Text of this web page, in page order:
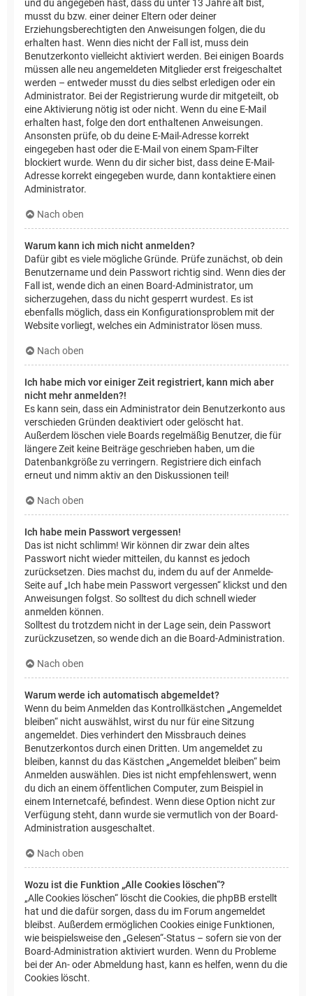
und du angegeben hast, dass du unter 13 Jahre alt bist,
musst du bzw. einer deiner Eltern oder deiner
Erziehungsberechtigten den Anweisungen folgen, die du
erhalten hast. Wenn dies nicht der Fall ist, muss dein
Benutzerkonto vielleicht aktiviert werden. Bei einigen Boards
müssen alle neu angemeldeten Mitglieder erst freigeschaltet
werden – entweder musst du dies selbst erledigen oder ein
Administrator. Bei der Registrierung wurde dir mitgeteilt, ob
eine Aktivierung nötig ist oder nicht. Wenn du eine E-Mail
erhalten hast, folge den dort enthaltenen Anweisungen.
Ansonsten prüfe, ob du deine E-Mail-Adresse korrekt
eingegeben hast oder die E-Mail von einem Spam-Filter
blockiert wurde. Wenn du dir sicher bist, dass deine E-Mail-
Adresse korrekt eingegeben wurde, dann kontaktiere einen
Administrator.
Nach oben
Warum kann ich mich nicht anmelden?
Dafür gibt es viele mögliche Gründe. Prüfe zunächst, ob dein
Benutzername und dein Passwort richtig sind. Wenn dies der
Fall ist, wende dich an einen Board-Administrator, um
sicherzugehen, dass du nicht gesperrt wurdest. Es ist
ebenfalls möglich, dass ein Konfigurationsproblem mit der
Website vorliegt, welches ein Administrator lösen muss.
Nach oben
Ich habe mich vor einiger Zeit registriert, kann mich aber
nicht mehr anmelden?!
Es kann sein, dass ein Administrator dein Benutzerkonto aus
verschieden Gründen deaktiviert oder gelöscht hat.
Außerdem löschen viele Boards regelmäßig Benutzer, die für
längere Zeit keine Beiträge geschrieben haben, um die
Datenbankgröße zu verringern. Registriere dich einfach
erneut und nimm aktiv an den Diskussionen teil!
Nach oben
Ich habe mein Passwort vergessen!
Das ist nicht schlimm! Wir können dir zwar dein altes
Passwort nicht wieder mitteilen, du kannst es jedoch
zurücksetzen. Dies machst du, indem du auf der Anmelde-
Seite auf „Ich habe mein Passwort vergessen“ klickst und den
Anweisungen folgst. So solltest du dich schnell wieder
anmelden können.
Solltest du trotzdem nicht in der Lage sein, dein Passwort
zurückzusetzen, so wende dich an die Board-Administration.
Nach oben
Warum werde ich automatisch abgemeldet?
Wenn du beim Anmelden das Kontrollkästchen „Angemeldet
bleiben“ nicht auswählst, wirst du nur für eine Sitzung
angemeldet. Dies verhindert den Missbrauch deines
Benutzerkontos durch einen Dritten. Um angemeldet zu
bleiben, kannst du das Kästchen „Angemeldet bleiben“ beim
Anmelden auswählen. Dies ist nicht empfehlenswert, wenn
du dich an einem öffentlichen Computer, zum Beispiel in
einem Internetcafé, befindest. Wenn diese Option nicht zur
Verfügung steht, dann wurde sie vermutlich von der Board-
Administration ausgeschaltet.
Nach oben
Wozu ist die Funktion „Alle Cookies löschen“?
„Alle Cookies löschen“ löscht die Cookies, die phpBB erstellt
hat und die dafür sorgen, dass du im Forum angemeldet
bleibst. Außerdem ermöglichen Cookies einige Funktionen,
wie beispielsweise den „Gelesen“-Status – sofern sie von der
Board-Administration aktiviert wurden. Wenn du Probleme
bei der An- oder Abmeldung hast, kann es helfen, wenn du die
Cookies löscht.